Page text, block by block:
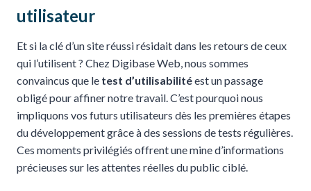
utilisateur
Et si la clé d’un site réussi résidait dans les retours de ceux
qui l’utilisent ? Chez Digibase Web, nous sommes
convaincus que le test d’utilisabilitéest un passage
obligé pour affiner notre travail. C’est pourquoi nous
impliquons vos futurs utilisateurs dès les premières étapes
du développement grâce à des sessions de tests régulières.
Ces moments privilégiés offrent une mine d’informations
précieuses sur les attentes réelles du public ciblé.